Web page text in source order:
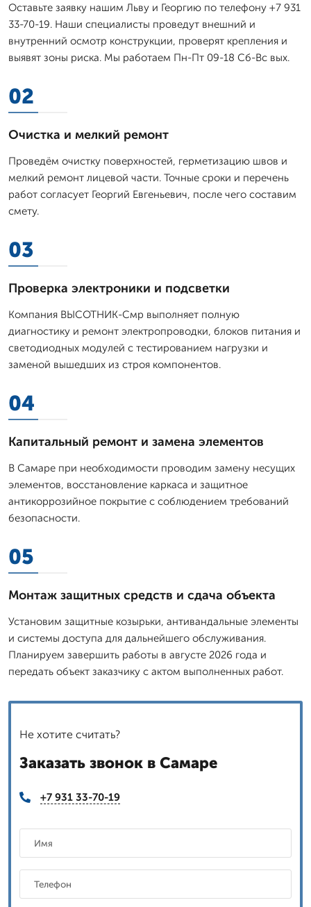
Оставьте заявку нашим Льву и Георгию по телефону +7 931
33-70-19. Наши специалисты проведут внешний и
внутренний осмотр конструкции, проверят крепления и
выявят зоны риска. Мы работаем Пн-Пт 09-18 Сб-Вс вых.
02
Очистка и мелкий ремонт
Проведём очистку поверхностей, герметизацию швов и
мелкий ремонт лицевой части. Точные сроки и перечень
работ согласует Георгий Евгеньевич, после чего составим
смету.
03
Проверка электроники и подсветки
Компания ВЫСОТНИК-Смр выполняет полную
диагностику и ремонт электропроводки, блоков питания и
светодиодных модулей с тестированием нагрузки и
заменой вышедших из строя компонентов.
04
Капитальный ремонт и замена элементов
В Самаре при необходимости проводим замену несущих
элементов, восстановление каркаса и защитное
антикоррозийное покрытие с соблюдением требований
безопасности.
05
Монтаж защитных средств и сдача объекта
Установим защитные козырьки, антивандальные элементы
и системы доступа для дальнейшего обслуживания.
Планируем завершить работы в августе 2026 года и
передать объект заказчику с актом выполненных работ.
Не хотите считать?
Заказать звонок в Самаре
+7 931 33-70-19